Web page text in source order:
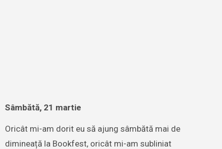
Sâmbătă, 21 martie
Oricât mi-am dorit eu să ajung sâmbătă mai de
dimineață la Bookfest, oricât mi-am subliniat